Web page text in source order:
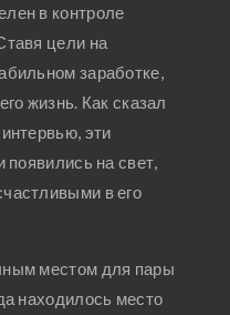
в контроле
цели на
заработке,
жизнь. Как сказал
эти
появились на свет,
в его
местом для пары
находилось место